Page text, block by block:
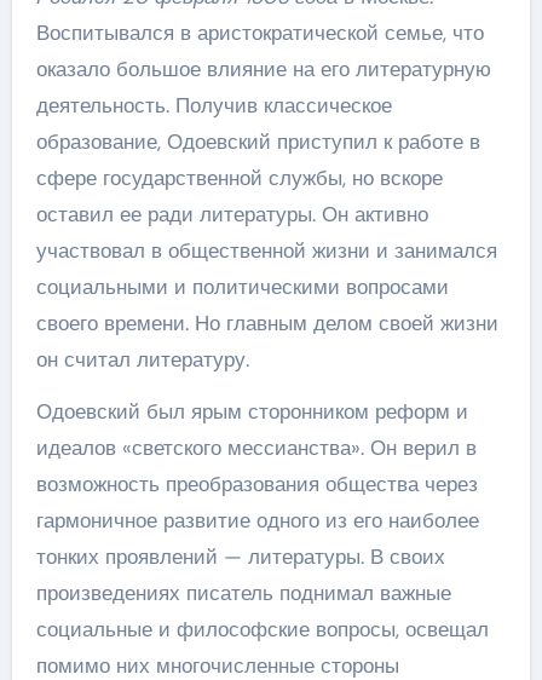
Воспитывался в аристократической семье, что
оказало большое влияние на его литературную
деятельность. Получив классическое
образование, Одоевский приступил к работе в
сфере государственной службы, но вскоре
оставил ее ради литературы. Он активно
участвовал в общественной жизни и занимался
социальными и политическими вопросами
своего времени. Но главным делом своей жизни
он считал литературу.
Одоевский был ярым сторонником реформ и
идеалов «светского мессианства». Он верил в
возможность преобразования общества через
гармоничное развитие одного из его наиболее
тонких проявлений — литературы. В своих
произведениях писатель поднимал важные
социальные и философские вопросы, освещал
помимо них многочисленные стороны